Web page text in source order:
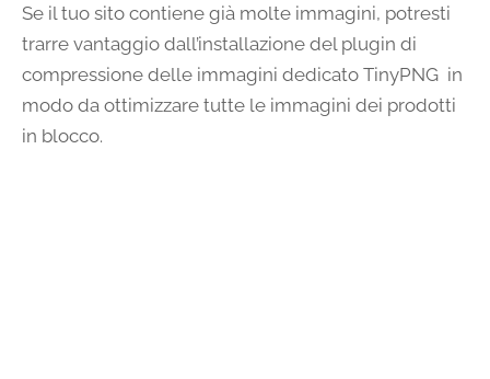
Se il tuo sito contiene già molte immagini, potresti
trarre vantaggio dall’installazione del plugin di
compressione delle immagini dedicato TinyPNG in
modo da ottimizzare tutte le immagini dei prodotti
in blocco.